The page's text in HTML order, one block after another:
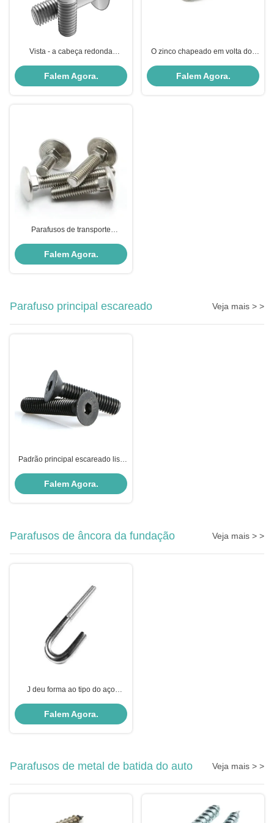
Vista - a cabeça redonda
o parafuso para a
maneira/projeto altos da estrada
Falem Agora.
O zinco chapeado em volta dos
baixo empurram o transporte 3/8 -
16 o × 3/4
Falem Agora.
Parafusos de transporte
do pescoço do quadrado da
cabeça do cogumelo dos SS
Falem Agora.
Parafuso principal escareado Veja mais > >
Padrão principal escareado liso
parafuso do soquete do aço
carbono do óxido
Falem Agora.
Parafusos de âncora da fundação Veja mais > >
J deu forma ao tipo do aço
da fundação/aço de aço
Falem Agora.
Parafusos de metal de batida do auto Veja mais > >